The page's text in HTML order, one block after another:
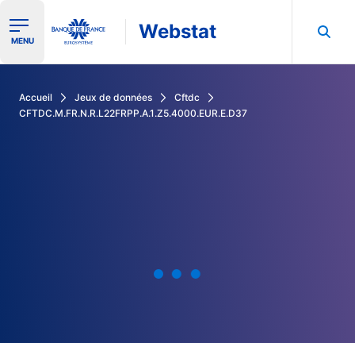
Ouvrir le menu de navigation
MENU Webstat
Accueil Jeux de données
Cftdc
CFTDC.M.FR.N.R.L22FRPP.A.1.Z5.4000.EUR.E.D37